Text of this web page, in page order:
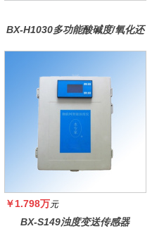
BX-H1030多功能酸碱度/氧化还
￥1.798万元
BX-S149浊度变送传感器